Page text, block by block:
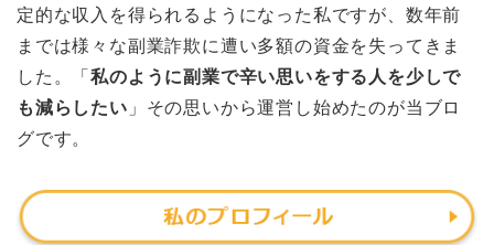
定的な収入を得られるようになった私ですが、数年前
までは様々な副業詐欺に遭い多額の資金を失ってきま
した。「私のように副業で辛い思いをする人を少しで
も減らしたい 」その思いから運営し始めたのが当ブロ
グです。